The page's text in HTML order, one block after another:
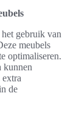
gebruik van
meubels
optimaliseren.
kunnen
extra
de